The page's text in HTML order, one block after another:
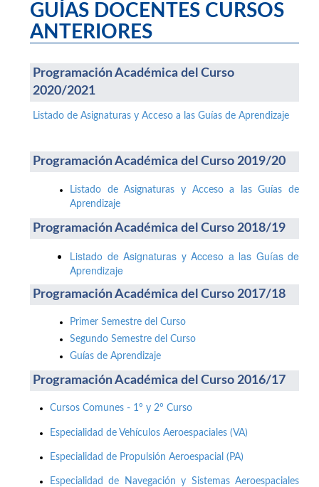
GUÍAS DOCENTES CURSOS
ANTERIORES
Programación Académica del Curso
2020/2021
Listado de Asignaturas y Acceso a las Guías de Aprendizaje
Programación Académica del Curso 2019/20
Listado de Asignaturas y Acceso a las Guías de
Aprendizaje
Programación Académica del Curso 2018/19
Listado de Asignaturas y Acceso a las Guías de
Aprendizaje
Programación Académica del Curso 2017/18
Primer Semestre del Curso
Segundo Semestre del Curso
Guías de Aprendizaje
Programación Académica del Curso 2016/17
Cursos Comunes - 1º y 2º Curso
Especialidad de Vehículos Aeroespaciales (VA)
Especialidad de Propulsión Aeroespacial (PA)
Especialidad de Navegación y Sistemas Aeroespaciales